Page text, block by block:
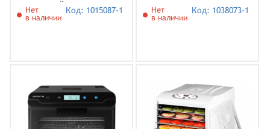
Pro, черный
Нет
в наличии
Код: 1015087-1
Нет
в наличии
Код: 1038073-1